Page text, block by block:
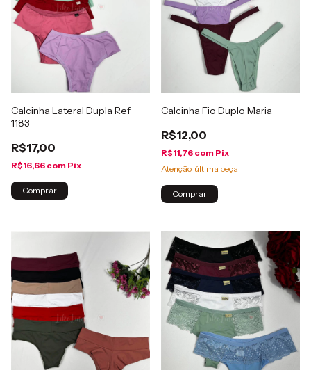
Calcinha Lateral Dupla Ref
1183
R$17,00
R$16,66 com Pix
Comprar
Calcinha Fio Duplo Maria
R$12,00
R$11,76 com Pix
Atenção, última peça!
Comprar